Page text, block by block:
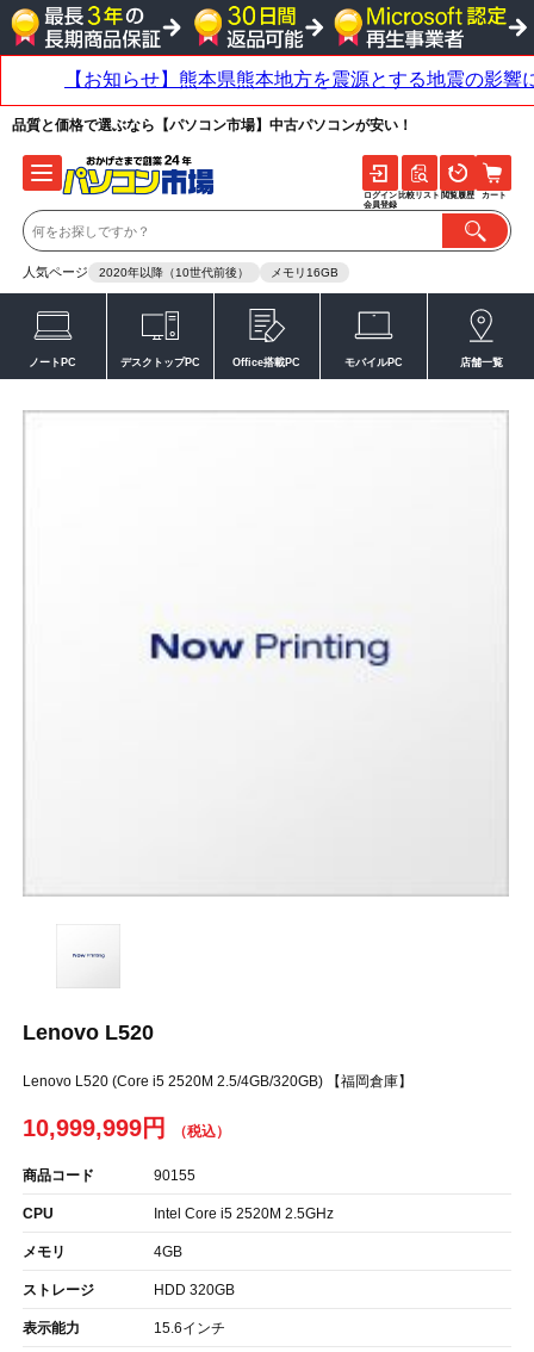
品質と価格で選ぶなら【パソコン市場】中古パソコンが安い！
人気ページ 2020年以降（10世代前後） メモリ16GB
ログイン
会員登録
比較リスト 閲覧履歴 カート
ノートPC デスクトップPC Office搭載PC モバイルPC 店舗一覧
Lenovo L520
Lenovo L520 (Core i5 2520M 2.5/4GB/320GB) 【福岡倉庫】
10,999,999円
商品コード 90155
CPU Intel Core i5 2520M 2.5GHz
メモリ 4GB
ストレージ HDD 320GB
表示能力 15.6インチ